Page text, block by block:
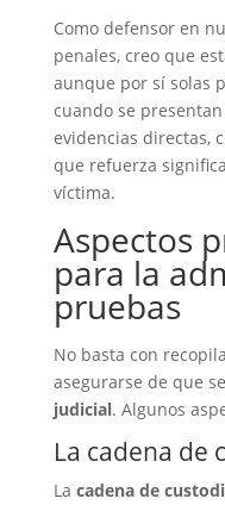
Como defensor en
penales, creo que
aunque por sí solas
cuando se
evidencias directas,
que refuerza
víctima.
Aspectos
para la
pruebas
No basta con
asegurarse de que
judicial. Algunos
La cadena de
La cadena de